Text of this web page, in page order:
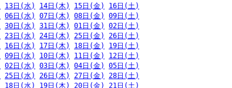
13日(水) 14日(木) 15日(金)
16日(土)
06日(水) 07日(木) 08日(金)
09日(土)
30日(水) 31日(木) 01日(金)
02日(土)
23日(水) 24日(木) 25日(金)
26日(土)
16日(水) 17日(木) 18日(金)
19日(土)
09日(水) 10日(木) 11日(金)
12日(土)
02日(水) 03日(木) 04日(金)
05日(土)
25日(水) 26日(木) 27日(金)
28日(土)
18日(水) 19日(木) 20日(金)
21日(土)